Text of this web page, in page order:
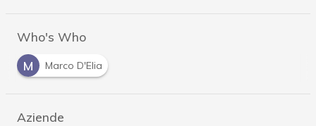
Who's Who
M
Marco D'Elia
Aziende